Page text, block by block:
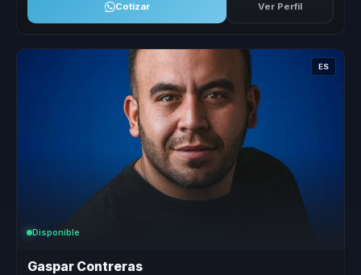
Cotizar Ver Perfil
ES
Disponible
Gaspar Contreras